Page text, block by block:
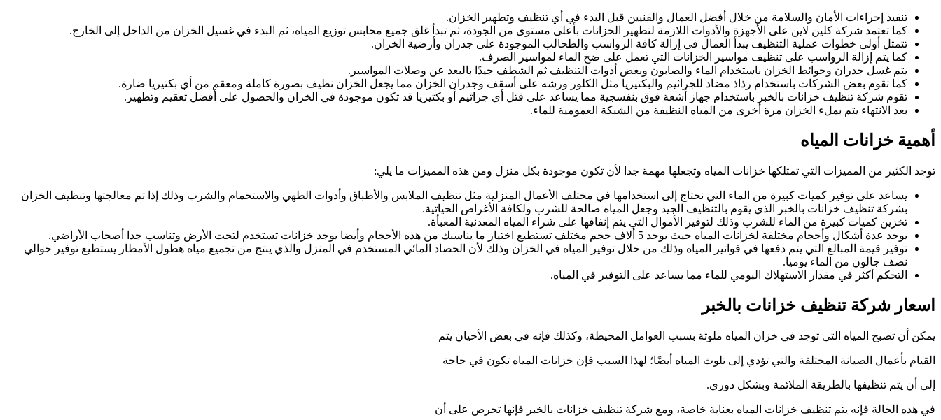
تنفيذ إجراءات الأمان والسلامة من خلال أفضل العمال والفنيين قبل البدء في أي تنظيف وتطهير الخزان.
كما تعتمد شركة كلين لاين على الأجهزة والأدوات اللازمة لتطهير الخزانات بأعلى مستوى من الجودة، ثم تبدأ غلق جميع محابس توزيع المياه، ثم البدء في غسيل الخزان من الداخل إلى الخارج.
تتمثل أولى خطوات عملية التنظيف يبدأ العمال في إزالة كافة الرواسب والطحالب الموجودة على جدران وأرضية الخزان.
كما يتم إزالة الرواسب على تنظيف مواسير الخزانات التي تعمل على ضخ الماء لمواسير الصرف.
يتم غسل جدران وحوائط الخزان باستخدام الماء والصابون وبعض أدوات التنظيف ثم الشطف جيدًا بالبعد عن وصلات المواسير.
كما تقوم بعض الشركات باستخدام رذاذ مضاد للجراثيم والبكتيريا مثل الكلور ورشه على أسقف وجدران الخزان مما يجعل الخزان نظيف بصورة كاملة ومعقم من أي بكتيريا ضارة.
تقوم شركة تنظيف خزانات بالخبر باستخدام جهاز أشعة فوق بنفسجية مما يساعد على قتل أي جراثيم أو بكتيريا قد تكون موجودة في الخزان والحصول على أفضل تعقيم وتطهير.
بعد الانتهاء يتم بملء الخزان مرة أخرى من المياه النظيفة من الشبكة العمومية للماء.
أهمية خزانات المياه
توجد الكثير من المميزات التي تمتلكها خزانات المياه وتجعلها مهمة جدا لأن تكون موجودة بكل منزل ومن هذه المميزات ما يلي:
يساعد على توفير كميات كبيرة من الماء التي نحتاج إلى استخدامها في مختلف الأعمال المنزلية مثل تنظيف الملابس والأطباق وأدوات الطهي والاستحمام والشرب وذلك إذا تم معالجتها وتنظيف الخزان
بشركة تنظيف خزانات بالخبر الذي يقوم بالتنظيف الجيد وجعل المياه صالحة للشرب ولكافة الأغراض الحياتية.
تخزين كميات كبيرة من الماء للشرب وذلك لتوفير الأموال التي يتم إنفاقها على شراء المياه المعدنية المعبأة.
يوجد عدة أشكال وأحجام مختلفة لخزانات المياه حيث يوجد 5 ألاف حجم مختلف تستطيع اختيار ما يناسبك من هذه الأحجام وأيضا يوجد خزانات تستخدم لتحت الأرض وتناسب جدا أصحاب الأراضي.
توفير قيمة المبالغ التي يتم دفعها في فواتير المياه وذلك من خلال توفير المياه في الخزان وذلك لأن الحصاد المائي المستخدم في المنزل والذي ينتج من تجميع مياه هطول الأمطار يستطيع توفير حوالي
نصف جالون من الماء يوميا.
التحكم أكثر في مقدار الاستهلاك اليومي للماء مما يساعد على التوفير في المياه.
اسعار شركة تنظيف خزانات بالخبر
يمكن أن تصبح المياه التي توجد في خزان المياه ملوثة بسبب العوامل المحيطة، وكذلك فإنه في بعض الأحيان يتم
القيام بأعمال الصيانة المختلفة والتي تؤدي إلى تلوث المياه أيضًا؛ لهذا السبب فإن خزانات المياه تكون في حاجة
إلى أن يتم تنظيفها بالطريقة الملائمة وبشكل دوري.
في هذه الحالة فإنه يتم تنظيف خزانات المياه بعناية خاصة، ومع شركة تنظيف خزانات بالخبر فإنها تحرص على أن